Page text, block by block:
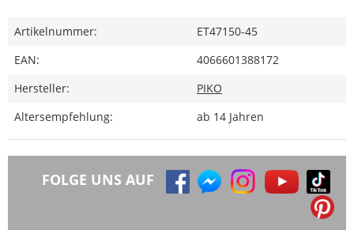
Artikelnummer:
ET47150-45
EAN:
4066601388172
Hersteller:
PIKO
Altersempfehlung:
ab 14 Jahren
FOLGE UNS AUF